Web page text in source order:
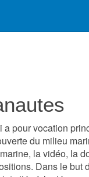
a pour vocation
du milieu
la vidéo, la
Dans le but